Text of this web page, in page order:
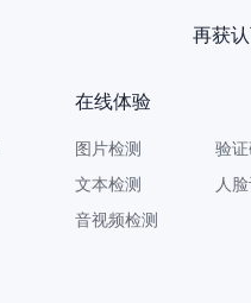
再获
在线体验
图片检测
文本检测
音视频检测
验
人